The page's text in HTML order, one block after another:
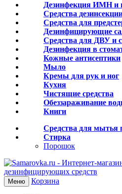
Дезинфекция ИМН и
Средства
Средства для
Дезинфицирующие
Средства для ДВУ и
Дезинфекция в
Кожные антисептики
Мыло
Кремы для рук и ног
Кухня
Чистящие средства
Обеззараживание
Книги
Средства для мытья
Стирка
Порошок
Меню Корзина